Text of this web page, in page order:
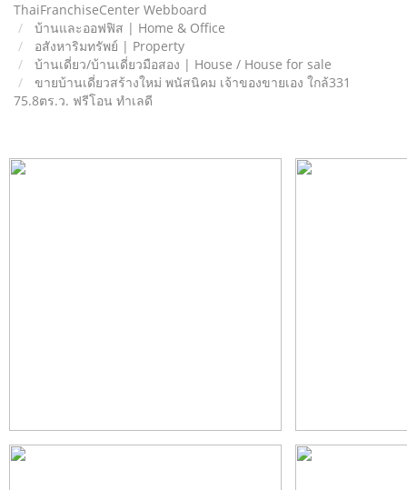
ThaiFranchiseCenter Webboard
บ้านและออฟฟิส | Home & Office
อสังหาริมทรัพย์ | Property
บ้านเดี่ยว/บ้านเดี่ยวมือสอง | House / House for sale
ขายบ้านเดี่ยวสร้างใหม่ พนัสนิคม เจ้าของขายเอง ใกล้331
75.8ตร.ว. ฟรีโอน ทำเลดี